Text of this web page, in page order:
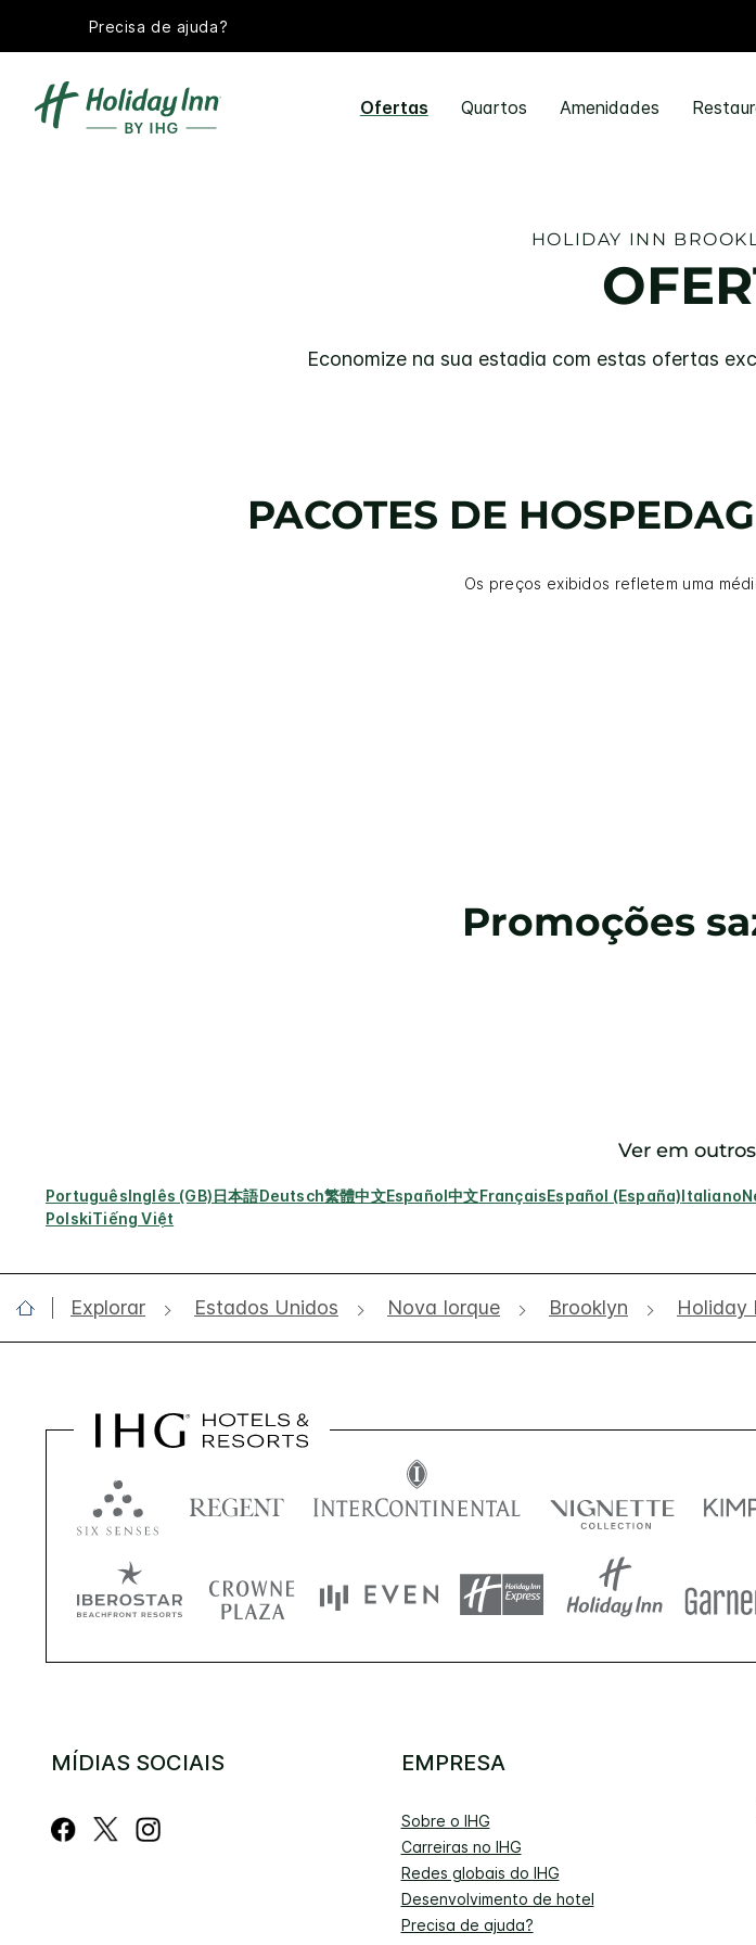
Precisa de ajuda?
Ofertas Quartos Amenidades
HOLIDAY INN
Economize na sua estadia com estas ofertas
PACOTES DE
Os preços exibidos refletem uma
Promoções
Ver em
PortuguêsInglês (GB)日本語Deutsch繁體中文Español中文FrançaisEspañol (España)Italiano
PolskiTiếng Việt
Explorar Estados Unidos Nova Iorque Brooklyn Holiday
MÍDIAS SOCIAIS EMPRESA
Sobre o IHG
Carreiras no IHG
Redes globais do IHG
Desenvolvimento de hotel
Precisa de ajuda?